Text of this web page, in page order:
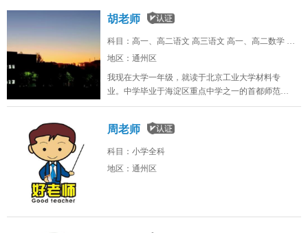
历。
胡老师
科目：高一、高二语文 高三语文 高一、高二数学 高三数学 高一、高二英语 高三英语 高一、高二物理 高一、高二化学 高中历史 高中地理 高考理科综合
地区：通州区
我现在大学一年级，就读于北京工业大学材料专
业。中学毕业于海淀区重点中学之一的首都师范大
学附属中学。学习成绩优异，辅导学科范围广。认
高兴有机会帮助各位学弟学妹，提高学习成绩，考
上理想的学校。本人对薪酬无特殊要求，不满意可
周老师
科目：小学全科
地区：通州区